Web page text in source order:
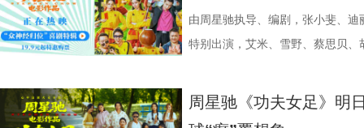
达观众”的主题展开深入探讨，围
花。 随着盐城师范学院青年影视
学、影视、文旅等多方资源，将
彩！
游轮舷窗画面明信片，用手掌摁
掌，似乎有人试图呼救。电影中
里，仿佛也在呼吁观众都进入影
身“肾先生”代言人 什么习惯最伤
持人，与“肾先生”展开一场爆笑
法。陈妍希挑战养生饮品，喝出“
戳中全网可爱画面至今历历在目
落的笨拙身形、搬新家后被雌性
加修饰的可爱治愈，在快节奏生
由周星驰执导、编剧，张小斐、
特别出演，艾米、雪野、蔡思贝
影官宣至今，收获了大量网友的
周星驰《功夫女足》明